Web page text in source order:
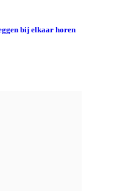
bij elkaar horen